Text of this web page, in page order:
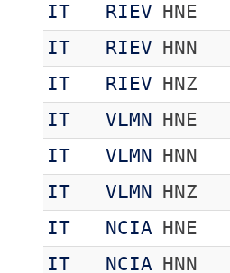
IT
RIEV HNE
IT
RIEV HNN
IT
RIEV HNZ
IT
VLMN HNE
IT
VLMN HNN
IT
VLMN HNZ
IT
NCIA HNE
IT
NCIA HNN